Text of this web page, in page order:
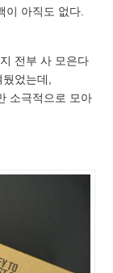
이 아직도 없다.
전부 사 모은다
었는데,
소극적으로 모아